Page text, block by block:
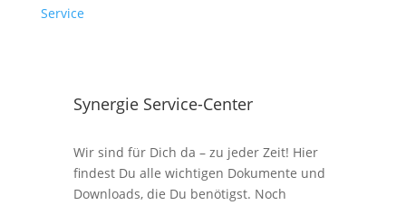
Service
Synergie Service-Center
Wir sind für Dich da – zu jeder Zeit! Hier
findest Du alle wichtigen Dokumente und
Downloads, die Du benötigst. Noch